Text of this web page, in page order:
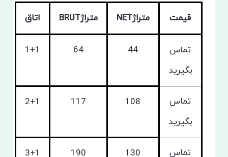
قیمت متراژNET متراژBRUT اتاق
تماس
بگیرید
44
64
1+1
تماس
بگیرید
108
117
2+1
تماس
130
190
3+1